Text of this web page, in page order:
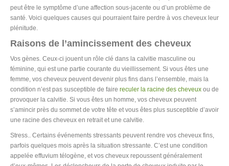
peut être le symptôme d’une affection sous-jacente ou d’un problème de
santé. Voici quelques causes qui pourraient faire perdre à vos cheveux leur
plénitude.
Raisons de l’amincissement des cheveux
Vos gènes. Ceux-ci jouent un rôle clé dans la calvitie masculine ou
féminine, qui est une partie courante du vieillissement. Si vous êtes une
femme, vos cheveux peuvent devenir plus fins dans l’ensemble, mais la
condition n’est pas susceptible de faire reculer la racine des cheveux ou de
provoquer la calvitie. Si vous êtes un homme, vos cheveux peuvent
s’amincir près du sommet de votre tête et vous êtes plus susceptible d’avoir
une racine des cheveux en retrait et une calvitie.
Stress.. Certains événements stressants peuvent rendre vos cheveux fins,
parfois quelques mois après la situation stressante. C’est une condition
appelée effuvium télogène, et vos cheveux repoussent généralement